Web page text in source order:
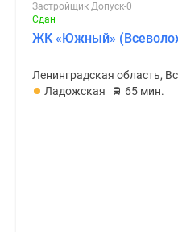
Застройщик Допуск-0
Сдан
ЖК «Южный»
Ленинградская область,
Ладожская
65 мин.